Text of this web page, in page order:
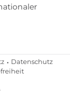
Datenschutz